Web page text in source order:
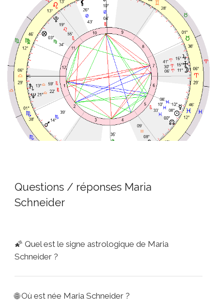
Questions / réponses Maria
Schneider
🌠 Quel est le signe astrologique de Maria
Schneider ?
🌐Où est née Maria Schneider ?